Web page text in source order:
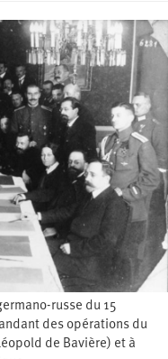
russe du 15
des opérations du
de Bavière) et à